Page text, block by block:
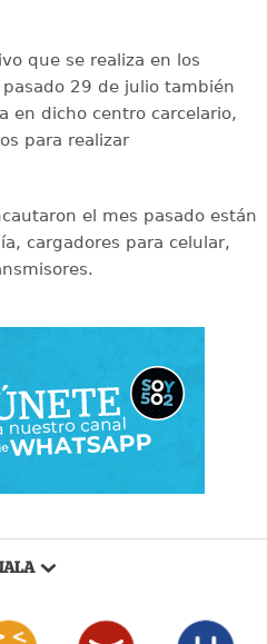
que se realiza en los
29 de julio también
en dicho centro carcelario,
para realizar
el mes pasado están
cargadores para celular,